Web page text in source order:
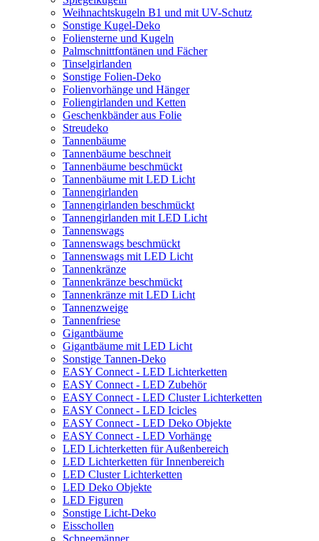
Weihnachtskugeln B1 und mit UV-Schutz
Sonstige Kugel-Deko
Foliensterne und Kugeln
Palmschnittfontänen und Fächer
Tinselgirlanden
Sonstige Folien-Deko
Folienvorhänge und Hänger
Foliengirlanden und Ketten
Geschenkbänder aus Folie
Streudeko
Tannenbäume
Tannenbäume beschneit
Tannenbäume beschmückt
Tannenbäume mit LED Licht
Tannengirlanden
Tannengirlanden beschmückt
Tannengirlanden mit LED Licht
Tannenswags
Tannenswags beschmückt
Tannenswags mit LED Licht
Tannenkränze
Tannenkränze beschmückt
Tannenkränze mit LED Licht
Tannenzweige
Tannenfriese
Gigantbäume
Gigantbäume mit LED Licht
Sonstige Tannen-Deko
EASY Connect - LED Lichterketten
EASY Connect - LED Zubehör
EASY Connect - LED Cluster Lichterketten
EASY Connect - LED Icicles
EASY Connect - LED Deko Objekte
EASY Connect - LED Vorhänge
LED Lichterketten für Außenbereich
LED Lichterketten für Innenbereich
LED Cluster Lichterketten
LED Deko Objekte
LED Figuren
Sonstige Licht-Deko
Eisschollen
Schneemänner